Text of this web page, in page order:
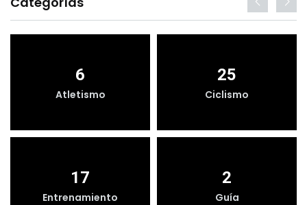
6
Atletismo
25
Ciclismo
17
Entrenamiento
2
Guía